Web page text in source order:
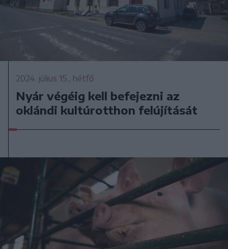
2024. július 15., hétfő
Nyár végéig kell befejezni az
oklándi kultúrotthon felújítását